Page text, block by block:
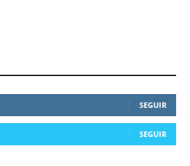
SEGUIR
SEGUIR